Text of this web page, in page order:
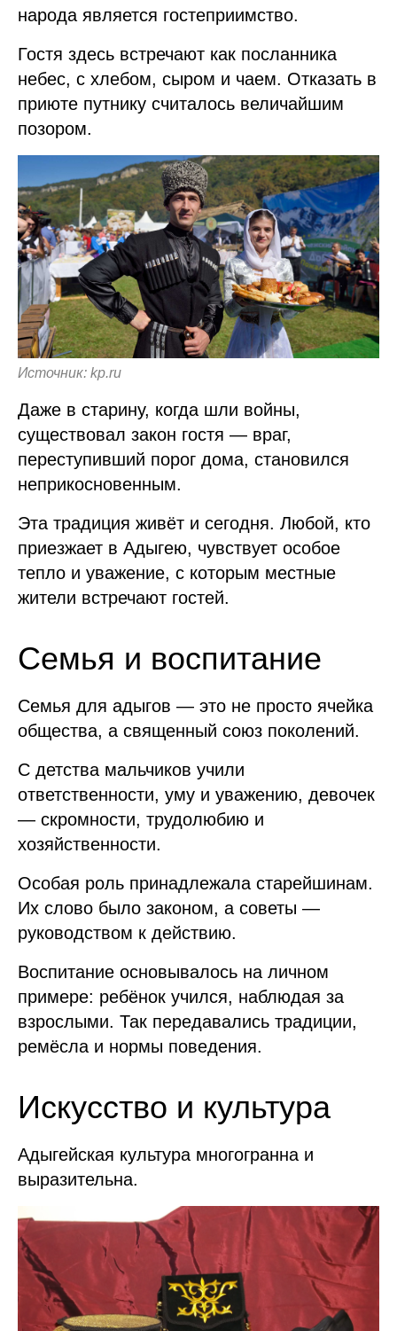
народа является гостеприимство.
Гостя здесь встречают как посланника
небес, с хлебом, сыром и чаем. Отказать в
приюте путнику считалось величайшим
позором.
Источник: kp.ru
Даже в старину, когда шли войны,
существовал закон гостя — враг,
переступивший порог дома, становился
неприкосновенным.
Эта традиция живёт и сегодня. Любой, кто
приезжает в Адыгею, чувствует особое
тепло и уважение, с которым местные
жители встречают гостей.
Семья и воспитание
Семья для адыгов — это не просто ячейка
общества, а священный союз поколений.
С детства мальчиков учили
ответственности, уму и уважению, девочек
— скромности, трудолюбию и
хозяйственности.
Особая роль принадлежала старейшинам.
Их слово было законом, а советы —
руководством к действию.
Воспитание основывалось на личном
примере: ребёнок учился, наблюдая за
взрослыми. Так передавались традиции,
ремёсла и нормы поведения.
Искусство и культура
Адыгейская культура многогранна и
выразительна.